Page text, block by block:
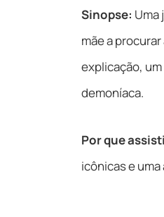
Sinopse: Uma
mãe a
explicação,
demoníaca.
Por que
icônicas e